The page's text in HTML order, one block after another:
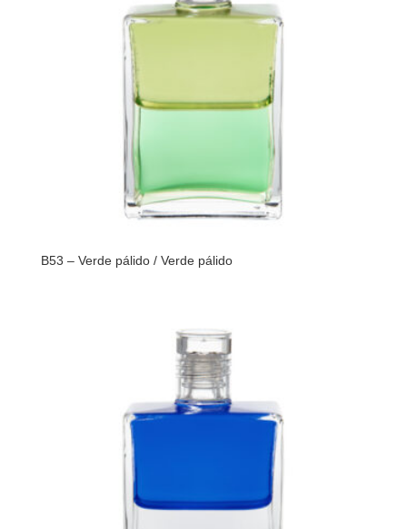
B53 – Verde pálido / Verde pálido